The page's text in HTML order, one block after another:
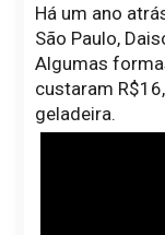
Há um ano
São Paulo,
Algumas
custaram
geladeira.